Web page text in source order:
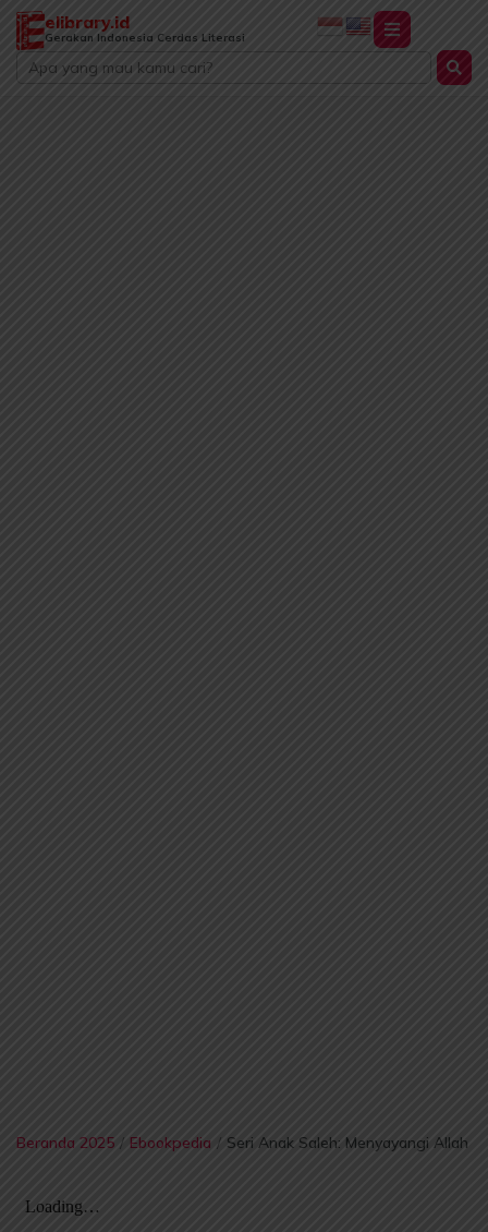
Lewati
konten
elibrary.id
Gerakan Indonesia Cerdas Literasi
Search
...
Beranda 2025 / Ebookpedia / Seri Anak Saleh: Menyayangi Allah